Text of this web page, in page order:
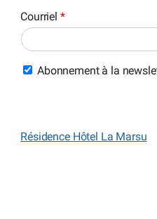
Courriel *
Abonnement à la
Résidence Hôtel La Marsu